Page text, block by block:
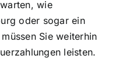
wie
oder sogar ein
Sie weiterhin
leisten.